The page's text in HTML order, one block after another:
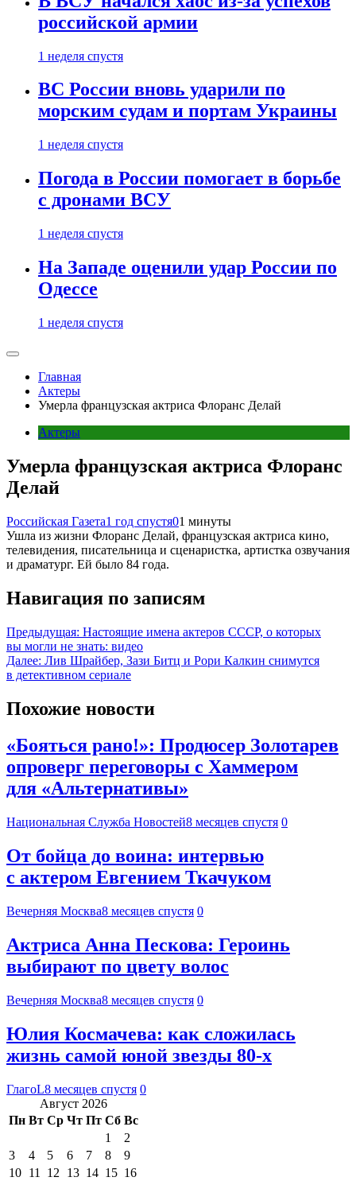
российской армии
1 неделя спустя
ВС России вновь ударили по
морским судам и портам Украины
1 неделя спустя
Погода в России помогает в борьбе
с дронами ВСУ
1 неделя спустя
На Западе оценили удар России по
Одессе
1 неделя спустя
Главная
Актеры
Умерла французская актриса Флоранс Делай
Актеры
Умерла французская актриса Флоранс
Делай
Российская Газета1 год спустя01 минуты
Ушла из жизни Флоранс Делай, французская актриса кино,
телевидения, писательница и сценаристка, артистка озвучания
и драматург. Ей было 84 года.
Навигация по записям
Предыдущая: Настоящие имена актеров СССР, о которых
вы могли не знать: видео
Далее: Лив Шрайбер, Зази Битц и Рори Калкин снимутся
в детективном сериале
Похожие новости
«Бояться рано!»: Продюсер Золотарев
опроверг переговоры с Хаммером
для «Альтернативы»
Национальная Служба Новостей8 месяцев спустя 0
От бойца до воина: интервью
с актером Евгением Ткачуком
Вечерняя Москва8 месяцев спустя 0
Актриса Анна Пескова: Героинь
выбирают по цвету волос
Вечерняя Москва8 месяцев спустя 0
Юлия Космачева: как сложилась
жизнь самой юной звезды 80-х
ГлагоL8 месяцев спустя 0
Август 2026
Пн Вт Ср Чт Пт Сб Вс
1
2
3
4 5 6 7 8
9
10 11 12 13 14 15 16